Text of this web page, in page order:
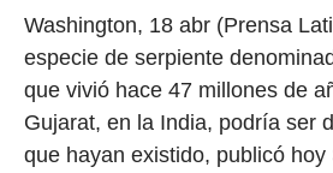
Washington, 18 abr (Prensa
especie de serpiente
que vivió hace 47 millones de
Gujarat, en la India, podría ser
que hayan existido, publicó